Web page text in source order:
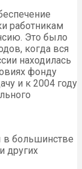
работникам
Это было
когда вся
находилась
фонду
и к 2004 году
в большинстве
других